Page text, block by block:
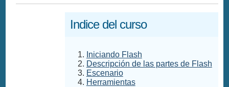
Indice del curso
Iniciando Flash
Descripción de las partes de Flash
Escenario
Herramientas